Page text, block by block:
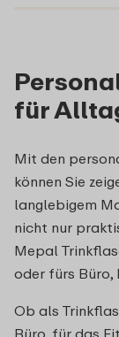
für
Mit den
können Sie
langlebigem
nicht nur
Mepal
oder fürs Büro,
Ob als